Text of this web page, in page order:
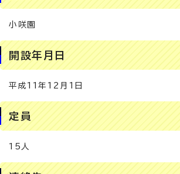
小咲園
開設年月日
平成11年12月1日
定員
15人